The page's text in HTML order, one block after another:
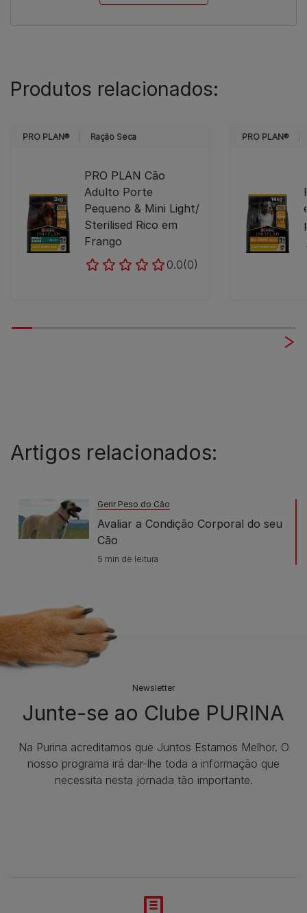
Produtos relacionados:
PRO PLAN® Ração Seca
PRO PLAN Cão
Adulto Porte
Pequeno & Mini Light/
Sterilised Rico em
Frango
0.0(0)
PRO PLAN®
Artigos relacionados:
Gerir Peso do Cão
Avaliar a Condição Corporal do seu
Cão
5 min de leitura
Newsletter
Junte-se ao Clube PURINA
Na Purina acreditamos que Juntos Estamos Melhor. O
nosso programa irá dar-lhe toda a informação que
necessita nesta jornada tão importante.